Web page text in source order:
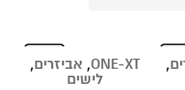
,
ONE-XT
, אביזרים,
לישים